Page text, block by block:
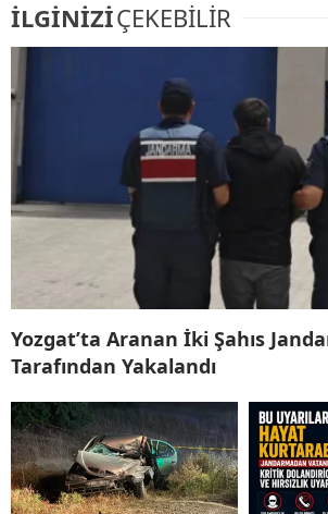
İLGİNİZİÇEKEBİLİR
Yozgat’ta Aranan İki Şahıs
Tarafından Yakalandı